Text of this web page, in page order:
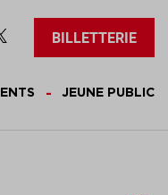
BILLETTERIE
JEUNE PUBLIC